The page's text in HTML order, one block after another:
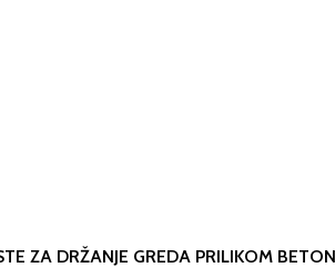
ZA DRŽANJE GREDA PRILIKOM